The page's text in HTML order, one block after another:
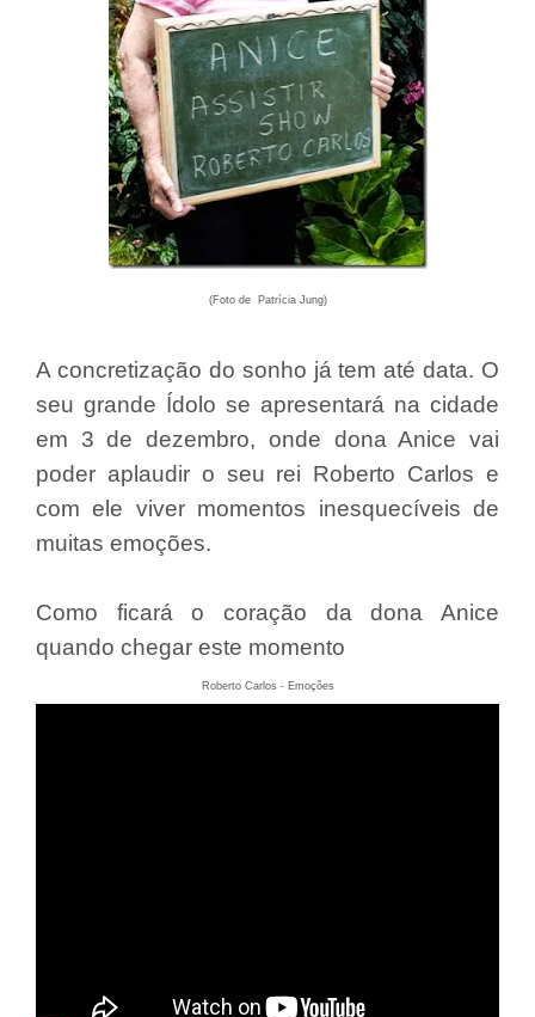
(Foto de Patrícia Jung)
A concretização do sonho já tem até data. O
seu grande Ídolo se apresentará na cidade
em 3 de dezembro, onde dona Anice vai
poder aplaudir o seu rei Roberto Carlos e
com ele viver momentos inesquecíveis de
muitas emoções.
Como ficará o coração da dona Anice
quando chegar este momento
Roberto Carlos - Emoções